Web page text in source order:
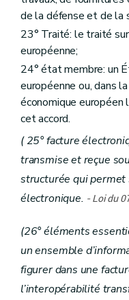
de la défense et de la
23° Traité: le traité
européenne;
24° état membre: un
européenne ou, dans
économique
cet accord.
( 25° facture
transmise et reçue
structurée qui
électronique. -Loi du
(26° éléments
un ensemble
figurer dans une
l’interopérabilité